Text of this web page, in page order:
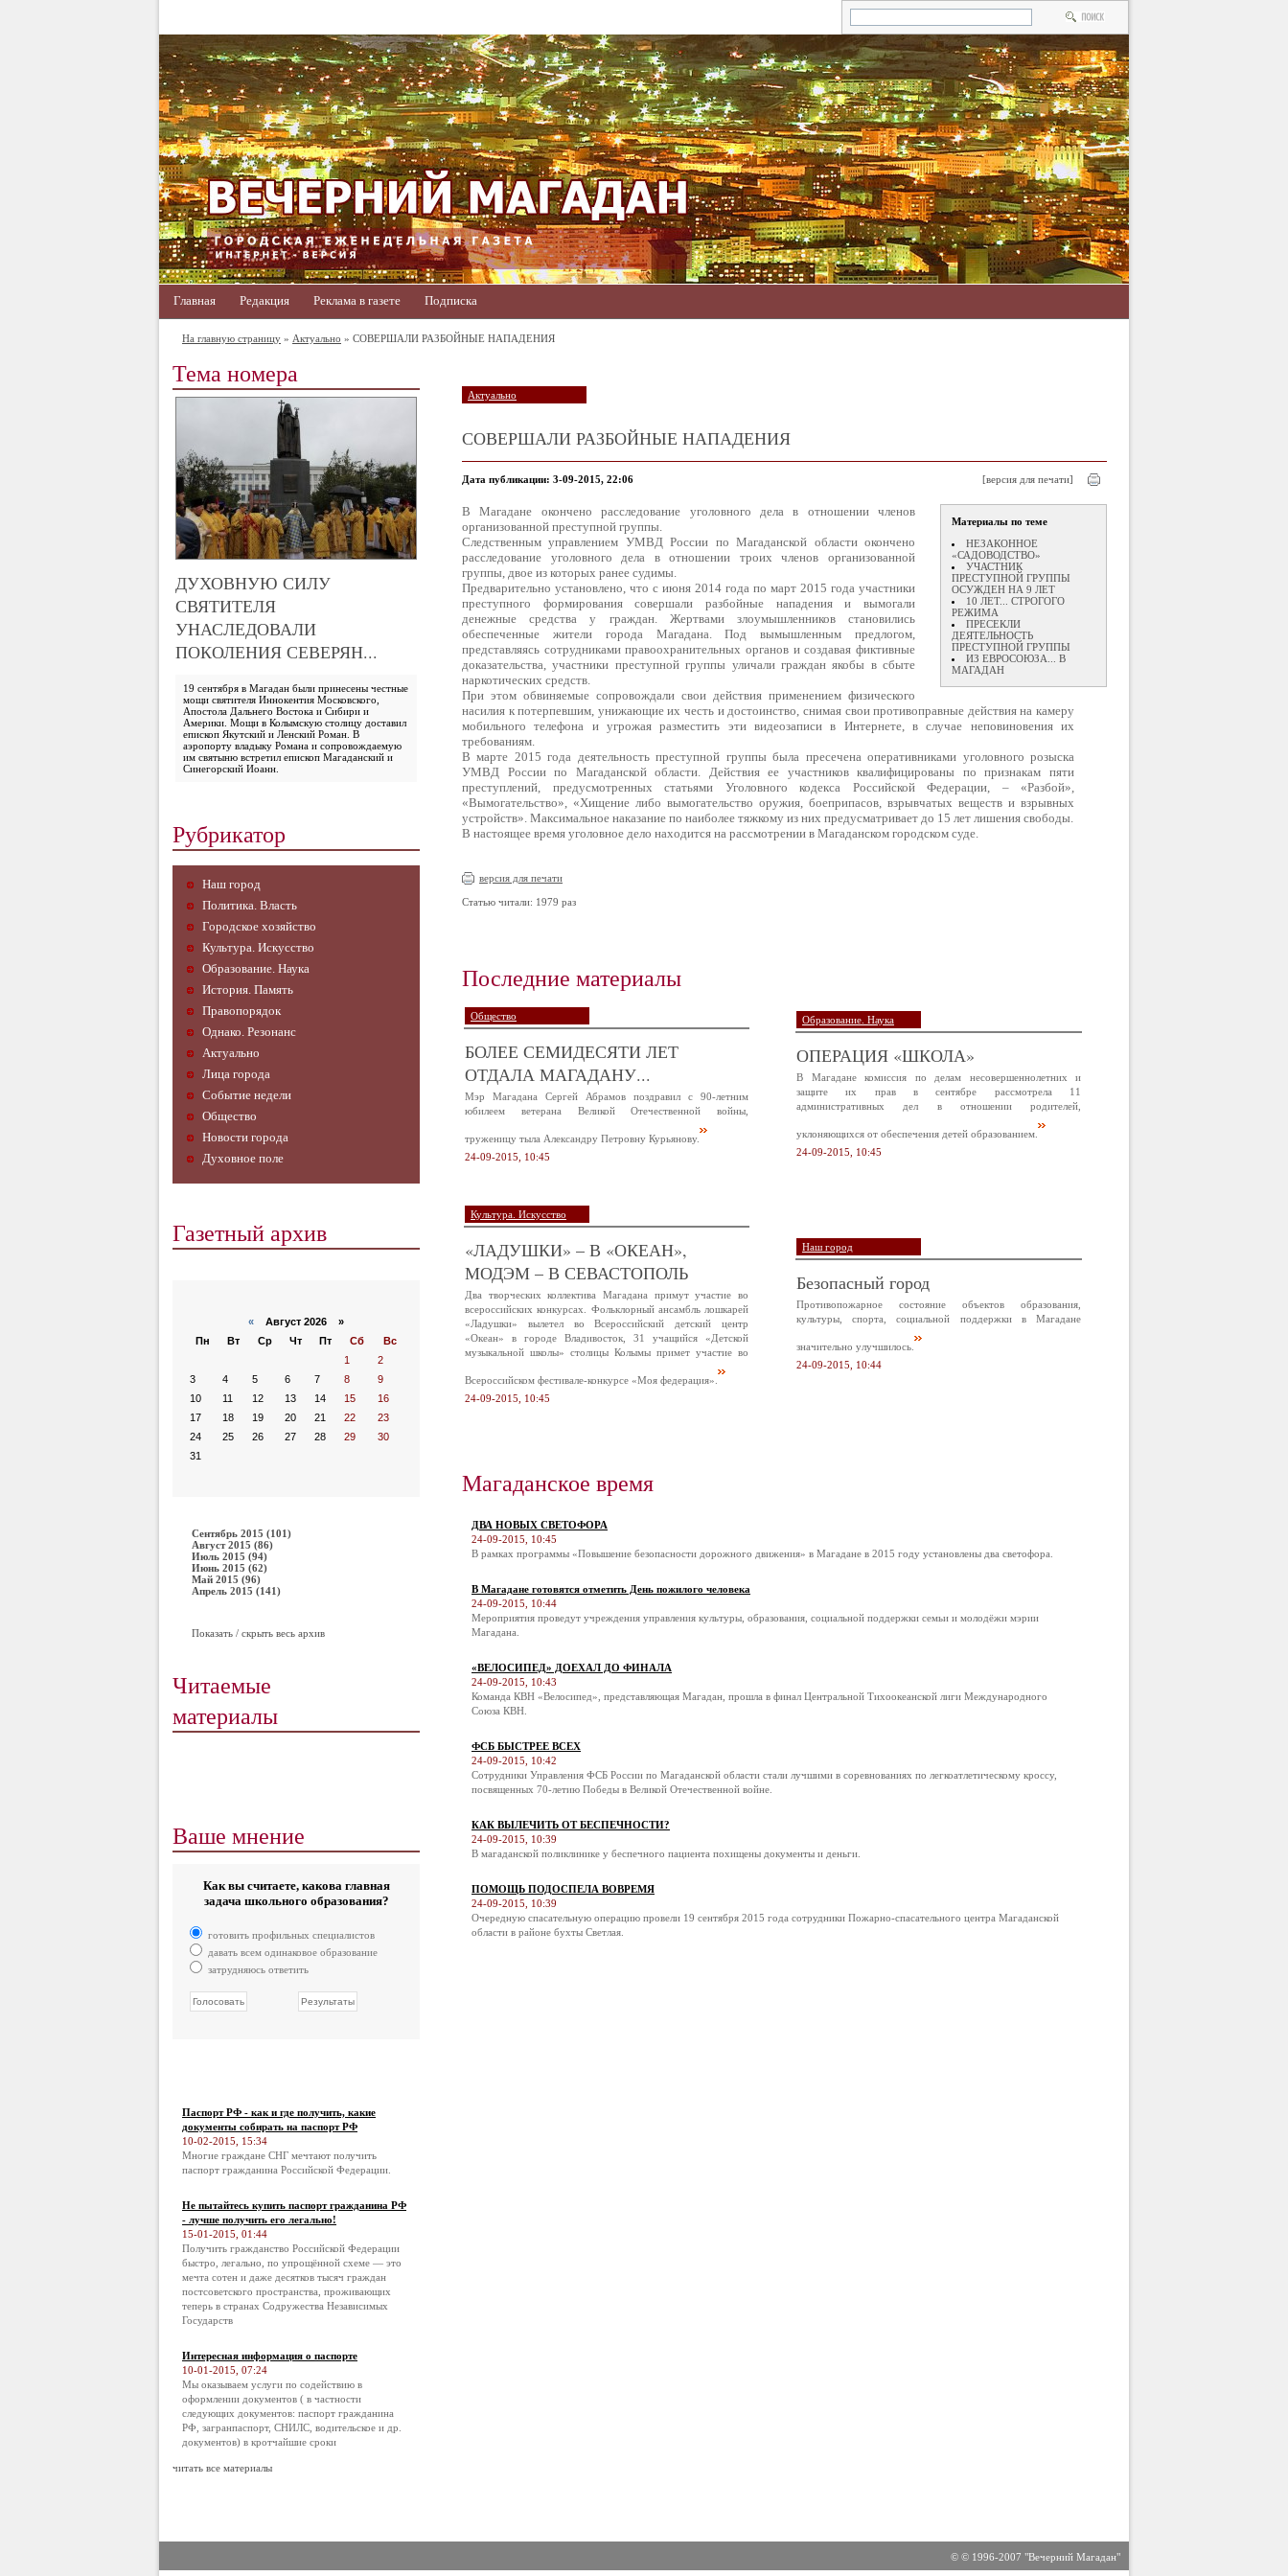
Главная Редакция Реклама в газете Подписка
На главную страницу » Актуально » СОВЕРШАЛИ РАЗБОЙНЫЕ НАПАДЕНИЯ
Тема номера
ДУХОВНУЮ СИЛУ
СВЯТИТЕЛЯ
УНАСЛЕДОВАЛИ
ПОКОЛЕНИЯ СЕВЕРЯН...
19 сентября в Магадан были принесены честные
мощи святителя Иннокентия Московского,
Апостола Дальнего Востока и Сибири и
Америки. Мощи в Колымскую столицу доставил
епископ Якутский и Ленский Роман. В
аэропорту владыку Романа и сопровождаемую
им святыню встретил епископ Магаданский и
Синегорский Иоанн.
Рубрикатор
Наш город
Политика. Власть
Городское хозяйство
Культура. Искусство
Образование. Наука
История. Память
Правопорядок
Однако. Резонанс
Актуально
Лица города
Событие недели
Общество
Новости города
Духовное поле
Газетный архив
« Август 2026 »
Пн
Вт Ср Чт Пт Сб
Вс
1
2
3
4 5 6 7 8
9
10
11 12 13 14 15
16
17
18 19 20 21 22
23
24
25 26 27 28 29
30
31
Сентябрь 2015 (101)
Август 2015 (86)
Июль 2015 (94)
Июнь 2015 (62)
Май 2015 (96)
Апрель 2015 (141)
Показать / скрыть весь архив
Читаемые
материалы
Ваше мнение
Как вы считаете, какова главная
задача школьного образования?
готовить профильных специалистов
давать всем одинаковое образование
затрудняюсь ответить
Паспорт РФ - как и где получить, какие
документы собирать на паспорт РФ
10-02-2015, 15:34
Многие граждане СНГ мечтают получить
паспорт гражданина Российской Федерации.
Не пытайтесь купить паспорт гражданина РФ
- лучше получить его легально!
15-01-2015, 01:44
Получить гражданство Российской Федерации
быстро, легально, по упрощённой схеме — это
мечта сотен и даже десятков тысяч граждан
постсоветского пространства, проживающих
теперь в странах Содружества Независимых
Государств
Интересная информация о паспорте
10-01-2015, 07:24
Мы оказываем услуги по содействию в
оформлении документов ( в частности
следующих документов: паспорт гражданина
РФ, загранпаспорт, СНИЛС, водительское и др.
документов) в кротчайшие сроки
читать все материалы
Актуально
СОВЕРШАЛИ РАЗБОЙНЫЕ НАПАДЕНИЯ
Дата публикации: 3-09-2015, 22:06 [версия для печати]
Материалы по теме
НЕЗАКОННОЕ
«САДОВОДСТВО»
УЧАСТНИК
ПРЕСТУПНОЙ ГРУППЫ
ОСУЖДЕН НА 9 ЛЕТ
10 ЛЕТ... СТРОГОГО
РЕЖИМА
ПРЕСЕКЛИ
ДЕЯТЕЛЬНОСТЬ
ПРЕСТУПНОЙ ГРУППЫ
ИЗ ЕВРОСОЮЗА... В
МАГАДАН
В Магадане окончено расследование уголовного дела в отношении членов
организованной преступной группы.
Следственным управлением УМВД России по Магаданской области окончено
расследование уголовного дела в отношении троих членов организованной
группы, двое из которых ранее судимы.
Предварительно установлено, что с июня 2014 года по март 2015 года участники
преступного формирования совершали разбойные нападения и вымогали
денежные средства у граждан. Жертвами злоумышленников становились
обеспеченные жители города Магадана. Под вымышленным предлогом,
представляясь сотрудниками правоохранительных органов и создавая фиктивные
доказательства, участники преступной группы уличали граждан якобы в сбыте
наркотических средств.
При этом обвиняемые сопровождали свои действия применением физического
насилия к потерпевшим, унижающие их честь и достоинство, снимая свои противоправные действия на камеру
мобильного телефона и угрожая разместить эти видеозаписи в Интернете, в случае неповиновения их
требованиям.
В марте 2015 года деятельность преступной группы была пресечена оперативниками уголовного розыска
УМВД России по Магаданской области. Действия ее участников квалифицированы по признакам пяти
преступлений, предусмотренных статьями Уголовного кодекса Российской Федерации, – «Разбой»,
«Вымогательство», «Хищение либо вымогательство оружия, боеприпасов, взрывчатых веществ и взрывных
устройств». Максимальное наказание по наиболее тяжкому из них предусматривает до 15 лет лишения свободы.
В настоящее время уголовное дело находится на рассмотрении в Магаданском городском суде.
версия для печати
Статью читали: 1979 раз
Последние материалы
Общество
БОЛЕЕ СЕМИДЕСЯТИ ЛЕТ
ОТДАЛА МАГАДАНУ...
Мэр Магадана Сергей Абрамов поздравил с 90-летним
юбилеем ветерана Великой Отечественной войны,
труженицу тыла Александру Петровну Курьянову.
24-09-2015, 10:45
Образование. Наука
ОПЕРАЦИЯ «ШКОЛА»
В Магадане комиссия по делам несовершеннолетних и
защите их прав в сентябре рассмотрела 11
административных дел в отношении родителей,
уклоняющихся от обеспечения детей образованием.
24-09-2015, 10:45
Культура. Искусство
«ЛАДУШКИ» – В «ОКЕАН»,
МОДЭМ – В СЕВАСТОПОЛЬ
Два творческих коллектива Магадана примут участие во
всероссийских конкурсах. Фольклорный ансамбль лошкарей
«Ладушки» вылетел во Всероссийский детский центр
«Океан» в городе Владивосток, 31 учащийся «Детской
музыкальной школы» столицы Колымы примет участие во
Всероссийском фестивале-конкурсе «Моя федерация».
24-09-2015, 10:45
Наш город
Безопасный город
Противопожарное состояние объектов образования,
культуры, спорта, социальной поддержки в Магадане
значительно улучшилось.
24-09-2015, 10:44
Магаданское время
ДВА НОВЫХ СВЕТОФОРА
24-09-2015, 10:45
В рамках программы «Повышение безопасности дорожного движения» в Магадане в 2015 году установлены два светофора.
В Магадане готовятся отметить День пожилого человека
24-09-2015, 10:44
Мероприятия проведут учреждения управления культуры, образования, социальной поддержки семьи и молодёжи мэрии
Магадана.
«ВЕЛОСИПЕД» ДОЕХАЛ ДО ФИНАЛА
24-09-2015, 10:43
Команда КВН «Велосипед», представляющая Магадан, прошла в финал Центральной Тихоокеанской лиги Международного
Союза КВН.
ФСБ БЫСТРЕЕ ВСЕХ
24-09-2015, 10:42
Сотрудники Управления ФСБ России по Магаданской области стали лучшими в соревнованиях по легкоатлетическому кроссу,
посвященных 70-летию Победы в Великой Отечественной войне.
КАК ВЫЛЕЧИТЬ ОТ БЕСПЕЧНОСТИ?
24-09-2015, 10:39
В магаданской поликлинике у беспечного пациента похищены документы и деньги.
ПОМОЩЬ ПОДОСПЕЛА ВОВРЕМЯ
24-09-2015, 10:39
Очередную спасательную операцию провели 19 сентября 2015 года сотрудники Пожарно-спасательного центра Магаданской
области в районе бухты Светлая.
© © 1996-2007 "Вечерний Магадан"